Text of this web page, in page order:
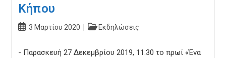
Κήπου
Post3 Μαρτίου 2020
PostΕκδηλώσεις
- Παρασκευή 27 Δεκεμβρίου 2019, 11.30 το πρωί «Ένα